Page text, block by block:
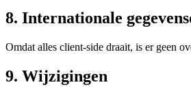
8. Internationale
Omdat alles client-side draait, is er geen
9. Wijzigingen